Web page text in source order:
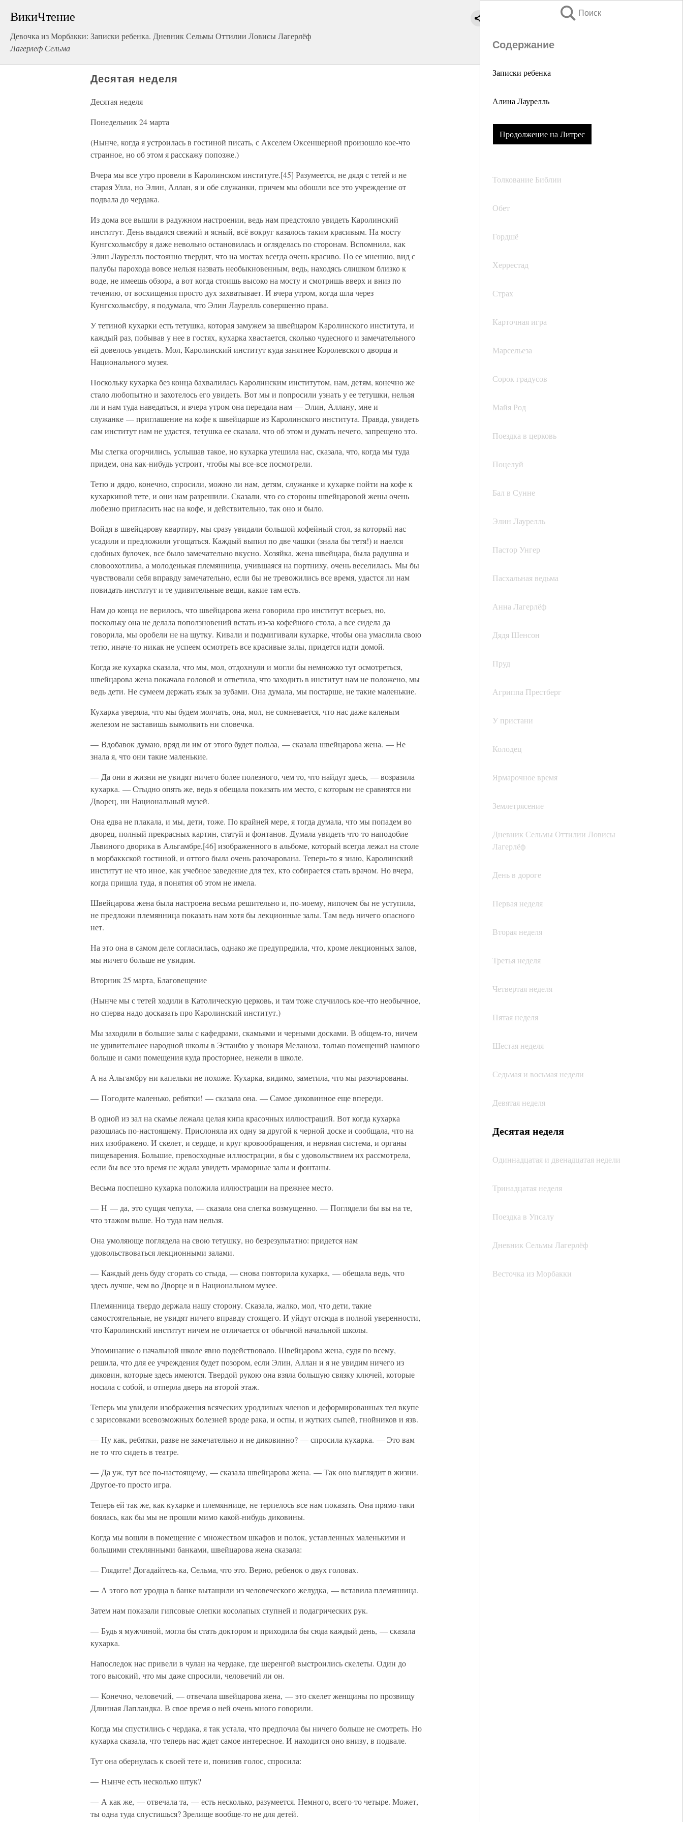
ВикиЧтение
Девочка из Морбакки: Записки ребенка. Дневник Сельмы Оттилии Ловисы Лагерлёф
Лагерлеф Сельма
Поиск
Содержание
Записки ребенка
Алина Лаурелль
Продолжение на Литрес
Толкование Библии
Обет
Гордшё
Херрестад
Страх
Карточная игра
Марсельеза
Сорок градусов
Майя Род
Поездка в церковь
Поцелуй
Бал в Сунне
Элин Лаурелль
Пастор Унгер
Пасхальная ведьма
Анна Лагерлёф
Дядя Шенсон
Пруд
Агриппа Престберг
У пристани
Колодец
Ярмарочное время
Землетрясение
Дневник Сельмы Оттилии Ловисы
Лагерлёф
День в дороге
Первая неделя
Вторая неделя
Третья неделя
Четвертая неделя
Пятая неделя
Шестая неделя
Седьмая и восьмая недели
Девятая неделя
Десятая неделя
Одиннадцатая и двенадцатая недели
Тринадцатая неделя
Поездка в Упсалу
Дневник Сельмы Лагерлёф
Весточка из Морбакки
Десятая неделя
Десятая неделя
Понедельник 24 марта
(Нынче, когда я устроилась в гостиной писать, с Акселем Оксеншерной произошло кое-что
странное, но об этом я расскажу попозже.)
Вчера мы все утро провели в Каролинском институте.[45] Разумеется, не дядя с тетей и не
старая Улла, но Элин, Аллан, я и обе служанки, причем мы обошли все это учреждение от
подвала до чердака.
Из дома все вышли в радужном настроении, ведь нам предстояло увидеть Каролинский
институт. День выдался свежий и ясный, всё вокруг казалось таким красивым. На мосту
Кунгсхольмсбру я даже невольно остановилась и огляделась по сторонам. Вспомнила, как
Элин Лаурелль постоянно твердит, что на мостах всегда очень красиво. По ее мнению, вид с
палубы парохода вовсе нельзя назвать необыкновенным, ведь, находясь слишком близко к
воде, не имеешь обзора, а вот когда стоишь высоко на мосту и смотришь вверх и вниз по
течению, от восхищения просто дух захватывает. И вчера утром, когда шла через
Кунгсхольмсбру, я подумала, что Элин Лаурелль совершенно права.
У тетиной кухарки есть тетушка, которая замужем за швейцаром Каролинского института, и
каждый раз, побывав у нее в гостях, кухарка хвастается, сколько чудесного и замечательного
ей довелось увидеть. Мол, Каролинский институт куда занятнее Королевского дворца и
Национального музея.
Поскольку кухарка без конца бахвалилась Каролинским институтом, нам, детям, конечно же
стало любопытно и захотелось его увидеть. Вот мы и попросили узнать у ее тетушки, нельзя
ли и нам туда наведаться, и вчера утром она передала нам — Элин, Аллану, мне и
служанке — приглашение на кофе к швейцарше из Каролинского института. Правда, увидеть
сам институт нам не удастся, тетушка ее сказала, что об этом и думать нечего, запрещено это.
Мы слегка огорчились, услышав такое, но кухарка утешила нас, сказала, что, когда мы туда
придем, она как-нибудь устроит, чтобы мы все-все посмотрели.
Тетю и дядю, конечно, спросили, можно ли нам, детям, служанке и кухарке пойти на кофе к
кухаркиной тете, и они нам разрешили. Сказали, что со стороны швейцаровой жены очень
любезно пригласить нас на кофе, и действительно, так оно и было.
Войдя в швейцарову квартиру, мы сразу увидали большой кофейный стол, за который нас
усадили и предложили угощаться. Каждый выпил по две чашки (знала бы тетя!) и наелся
сдобных булочек, все было замечательно вкусно. Хозяйка, жена швейцара, была радушна и
словоохотлива, а молоденькая племянница, учившаяся на портниху, очень веселилась. Мы бы
чувствовали себя вправду замечательно, если бы не тревожились все время, удастся ли нам
повидать институт и те удивительные вещи, какие там есть.
Нам до конца не верилось, что швейцарова жена говорила про институт всерьез, но,
поскольку она не делала поползновений встать из-за кофейного стола, а все сидела да
говорила, мы оробели не на шутку. Кивали и подмигивали кухарке, чтобы она умаслила свою
тетю, иначе-то никак не успеем осмотреть все красивые залы, придется идти домой.
Когда же кухарка сказала, что мы, мол, отдохнули и могли бы немножко тут осмотреться,
швейцарова жена покачала головой и ответила, что заходить в институт нам не положено, мы
ведь дети. Не сумеем держать язык за зубами. Она думала, мы постарше, не такие маленькие.
Кухарка уверяла, что мы будем молчать, она, мол, не сомневается, что нас даже каленым
железом не заставишь вымолвить ни словечка.
— Вдобавок думаю, вряд ли им от этого будет польза, — сказала швейцарова жена. — Не
знала я, что они такие маленькие.
— Да они в жизни не увидят ничего более полезного, чем то, что найдут здесь, — возразила
кухарка. — Стыдно опять же, ведь я обещала показать им место, с которым не сравнятся ни
Дворец, ни Национальный музей.
Она едва не плакала, и мы, дети, тоже. По крайней мере, я тогда думала, что мы попадем во
дворец, полный прекрасных картин, статуй и фонтанов. Думала увидеть что-то наподобие
Львиного дворика в Альгамбре,[46] изображенного в альбоме, который всегда лежал на столе
в морбаккской гостиной, и оттого была очень разочарована. Теперь-то я знаю, Каролинский
институт не что иное, как учебное заведение для тех, кто собирается стать врачом. Но вчера,
когда пришла туда, я понятия об этом не имела.
Швейцарова жена была настроена весьма решительно и, по-моему, нипочем бы не уступила,
не предложи племянница показать нам хотя бы лекционные залы. Там ведь ничего опасного
нет.
На это она в самом деле согласилась, однако же предупредила, что, кроме лекционных залов,
мы ничего больше не увидим.
Вторник 25 марта, Благовещение
(Нынче мы с тетей ходили в Католическую церковь, и там тоже случилось кое-что необычное,
но сперва надо досказать про Каролинский институт.)
Мы заходили в большие залы с кафедрами, скамьями и черными досками. В общем-то, ничем
не удивительнее народной школы в Эстанбю у звонаря Меланоза, только помещений намного
больше и сами помещения куда просторнее, нежели в школе.
А на Альгамбру ни капельки не похоже. Кухарка, видимо, заметила, что мы разочарованы.
— Погодите маленько, ребятки! — сказала она. — Самое диковинное еще впереди.
В одной из зал на скамье лежала целая кипа красочных иллюстраций. Вот когда кухарка
разошлась по-настоящему. Прислоняла их одну за другой к черной доске и сообщала, что на
них изображено. И скелет, и сердце, и круг кровообращения, и нервная система, и органы
пищеварения. Большие, превосходные иллюстрации, я бы с удовольствием их рассмотрела,
если бы все это время не ждала увидеть мраморные залы и фонтаны.
Весьма поспешно кухарка положила иллюстрации на прежнее место.
— Н — да, это сущая чепуха, — сказала она слегка возмущенно. — Поглядели бы вы на те,
что этажом выше. Но туда нам нельзя.
Она умоляюще поглядела на свою тетушку, но безрезультатно: придется нам
удовольствоваться лекционными залами.
— Каждый день буду сгорать со стыда, — снова повторила кухарка, — обещала ведь, что
здесь лучше, чем во Дворце и в Национальном музее.
Племянница твердо держала нашу сторону. Сказала, жалко, мол, что дети, такие
самостоятельные, не увидят ничего вправду стоящего. И уйдут отсюда в полной уверенности,
что Каролинский институт ничем не отличается от обычной начальной школы.
Упоминание о начальной школе явно подействовало. Швейцарова жена, судя по всему,
решила, что для ее учреждения будет позором, если Элин, Аллан и я не увидим ничего из
диковин, которые здесь имеются. Твердой рукою она взяла большую связку ключей, которые
носила с собой, и отперла дверь на второй этаж.
Теперь мы увидели изображения всяческих уродливых членов и деформированных тел вкупе
с зарисовками всевозможных болезней вроде рака, и оспы, и жутких сыпей, гнойников и язв.
— Ну как, ребятки, разве не замечательно и не диковинно? — спросила кухарка. — Это вам
не то что сидеть в театре.
— Да уж, тут все по-настоящему, — сказала швейцарова жена. — Так оно выглядит в жизни.
Другое-то просто игра.
Теперь ей так же, как кухарке и племяннице, не терпелось все нам показать. Она прямо-таки
боялась, как бы мы не прошли мимо какой-нибудь диковины.
Когда мы вошли в помещение с множеством шкафов и полок, уставленных маленькими и
большими стеклянными банками, швейцарова жена сказала:
— Глядите! Догадайтесь-ка, Сельма, что это. Верно, ребенок о двух головах.
— А этого вот уродца в банке вытащили из человеческого желудка, — вставила племянница.
Затем нам показали гипсовые слепки косолапых ступней и подагрических рук.
— Будь я мужчиной, могла бы стать доктором и приходила бы сюда каждый день, — сказала
кухарка.
Напоследок нас привели в чулан на чердаке, где шеренгой выстроились скелеты. Один до
того высокий, что мы даже спросили, человечий ли он.
— Конечно, человечий, — отвечала швейцарова жена, — это скелет женщины по прозвищу
Длинная Лапландка. В свое время о ней очень много говорили.
Когда мы спустились с чердака, я так устала, что предпочла бы ничего больше не смотреть. Но
кухарка сказала, что теперь нас ждет самое интересное. И находится оно внизу, в подвале.
Тут она обернулась к своей тете и, понизив голос, спросила:
— Нынче есть несколько штук?
— А как же, — отвечала та, — есть несколько, разумеется. Немного, всего-то четыре. Может,
ты одна туда спустишься? Зрелище вообще-то не для детей.